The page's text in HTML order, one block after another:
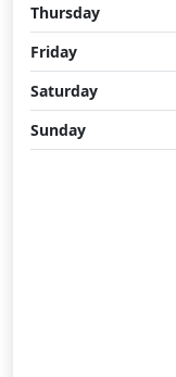
Thursday
Friday
Saturday
Sunday